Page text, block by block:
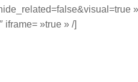
»
iframe= »true » /]